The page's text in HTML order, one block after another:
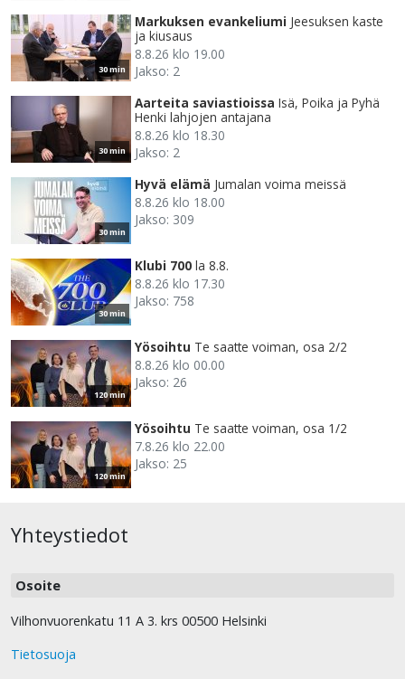
30 min
Markuksen evankeliumi Jeesuksen kaste
ja kiusaus
8.8.26 klo 19.00
Jakso: 2
30 min
Aarteita saviastioissa Isä, Poika ja Pyhä
Henki lahjojen antajana
8.8.26 klo 18.30
Jakso: 2
30 min
Hyvä elämä Jumalan voima meissä
8.8.26 klo 18.00
Jakso: 309
30 min
Klubi 700 la 8.8.
8.8.26 klo 17.30
Jakso: 758
120 min
Yösoihtu Te saatte voiman, osa 2/2
8.8.26 klo 00.00
Jakso: 26
120 min
Yösoihtu Te saatte voiman, osa 1/2
7.8.26 klo 22.00
Jakso: 25
Yhteystiedot
Osoite
Vilhonvuorenkatu 11 A 3. krs 00500 Helsinki
Tietosuoja